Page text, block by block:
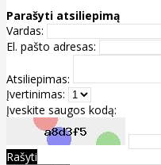
Parašyti atsiliepimą
Vardas:
El. pašto adresas:
Atsiliepimas:
Įvertinimas:
Įveskite saugos kodą:
Rašyti